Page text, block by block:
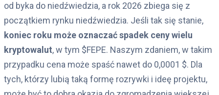
od byka do niedźwiedzia, a rok 2026 zbiega się z
początkiem rynku niedźwiedzia. Jeśli tak się stanie,
koniec roku może oznaczać spadek ceny wielu
kryptowalut, w tym $FEPE. Naszym zdaniem, w takim
przypadku cena może spaść nawet do 0,0001 $. Dla
tych, którzy lubią taką formę rozrywki i ideę projektu,